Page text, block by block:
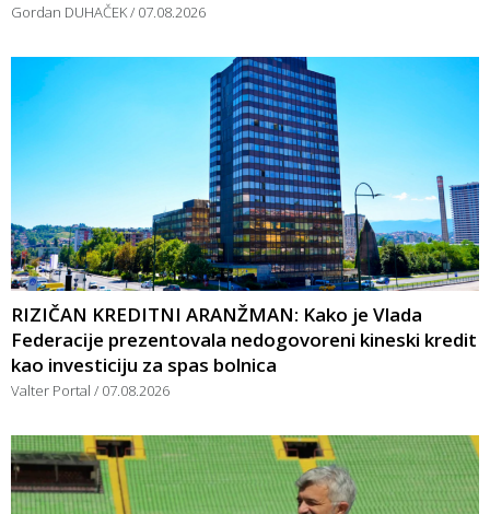
Gordan DUHAČEK 07.08.2026
RIZIČAN KREDITNI ARANŽMAN: Kako je Vlada
Federacije prezentovala nedogovoreni kineski kredit
kao investiciju za spas bolnica
Valter Portal 07.08.2026